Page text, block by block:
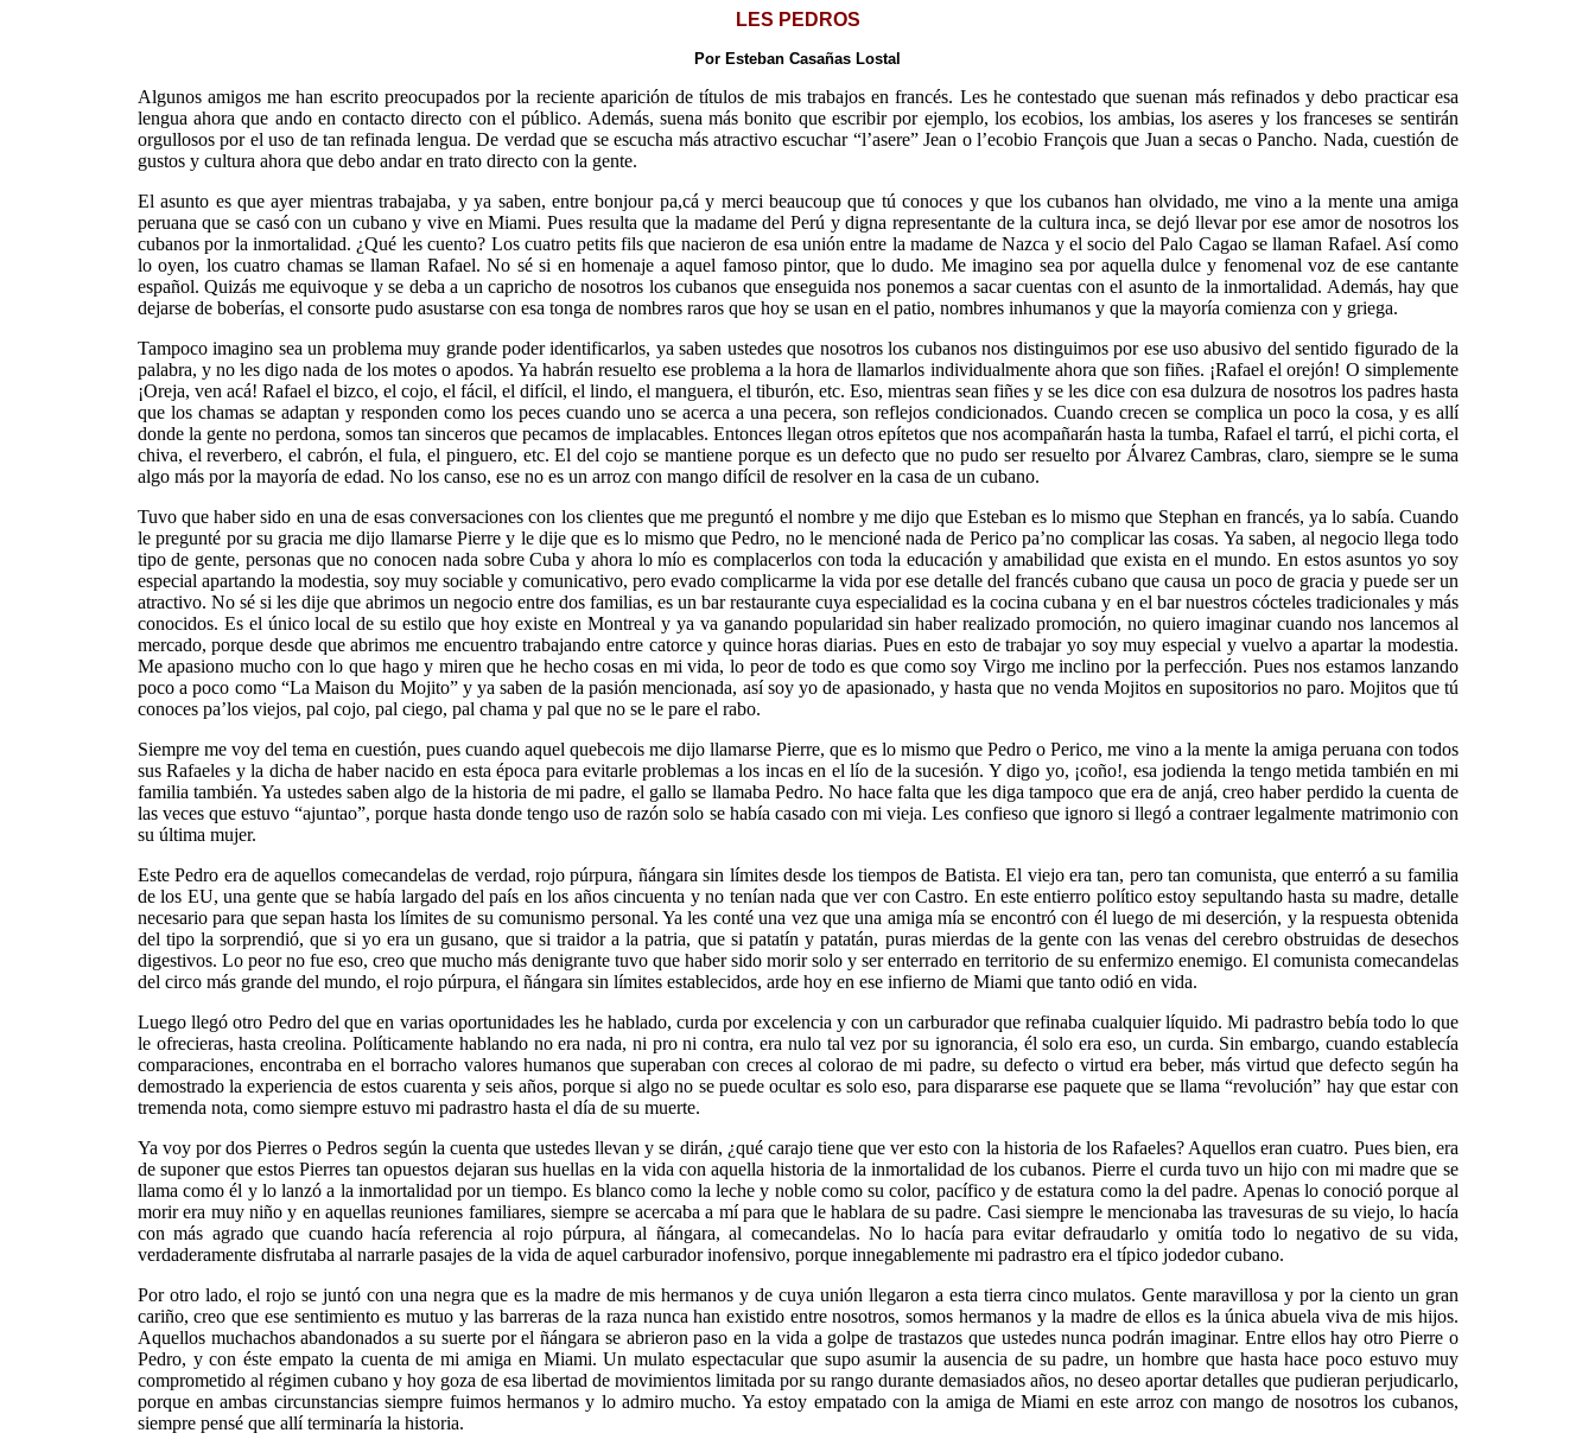
LES PEDROS
Por Esteban Casañas Lostal
Algunos amigos me han escrito preocupados por la reciente aparición de títulos de mis trabajos en francés. Les he contestado que suenan más refinados y debo practicar esa
lengua ahora que ando en contacto directo con el público. Además, suena más bonito que escribir por ejemplo, los ecobios, los ambias, los aseres y los franceses se sentirán
orgullosos por el uso de tan refinada lengua. De verdad que se escucha más atractivo escuchar “l’asere” Jean o l’ecobio François que Juan a secas o Pancho. Nada, cuestión de
gustos y cultura ahora que debo andar en trato directo con la gente.
El asunto es que ayer mientras trabajaba, y ya saben, entre bonjour pa,cá y merci beaucoup que tú conoces y que los cubanos han olvidado, me vino a la mente una amiga
peruana que se casó con un cubano y vive en Miami. Pues resulta que la madame del Perú y digna representante de la cultura inca, se dejó llevar por ese amor de nosotros los
cubanos por la inmortalidad. ¿Qué les cuento? Los cuatro petits fils que nacieron de esa unión entre la madame de Nazca y el socio del Palo Cagao se llaman Rafael. Así como
lo oyen, los cuatro chamas se llaman Rafael. No sé si en homenaje a aquel famoso pintor, que lo dudo. Me imagino sea por aquella dulce y fenomenal voz de ese cantante
español. Quizás me equivoque y se deba a un capricho de nosotros los cubanos que enseguida nos ponemos a sacar cuentas con el asunto de la inmortalidad. Además, hay que
dejarse de boberías, el consorte pudo asustarse con esa tonga de nombres raros que hoy se usan en el patio, nombres inhumanos y que la mayoría comienza con y griega.
Tampoco imagino sea un problema muy grande poder identificarlos, ya saben ustedes que nosotros los cubanos nos distinguimos por ese uso abusivo del sentido figurado de la
palabra, y no les digo nada de los motes o apodos. Ya habrán resuelto ese problema a la hora de llamarlos individualmente ahora que son fiñes. ¡Rafael el orejón! O simplemente
¡Oreja, ven acá! Rafael el bizco, el cojo, el fácil, el difícil, el lindo, el manguera, el tiburón, etc. Eso, mientras sean fiñes y se les dice con esa dulzura de nosotros los padres hasta
que los chamas se adaptan y responden como los peces cuando uno se acerca a una pecera, son reflejos condicionados. Cuando crecen se complica un poco la cosa, y es allí
donde la gente no perdona, somos tan sinceros que pecamos de implacables. Entonces llegan otros epítetos que nos acompañarán hasta la tumba, Rafael el tarrú, el pichi corta, el
chiva, el reverbero, el cabrón, el fula, el pinguero, etc. El del cojo se mantiene porque es un defecto que no pudo ser resuelto por Álvarez Cambras, claro, siempre se le suma
algo más por la mayoría de edad. No los canso, ese no es un arroz con mango difícil de resolver en la casa de un cubano.
Tuvo que haber sido en una de esas conversaciones con los clientes que me preguntó el nombre y me dijo que Esteban es lo mismo que Stephan en francés, ya lo sabía. Cuando
le pregunté por su gracia me dijo llamarse Pierre y le dije que es lo mismo que Pedro, no le mencioné nada de Perico pa’no complicar las cosas. Ya saben, al negocio llega todo
tipo de gente, personas que no conocen nada sobre Cuba y ahora lo mío es complacerlos con toda la educación y amabilidad que exista en el mundo. En estos asuntos yo soy
especial apartando la modestia, soy muy sociable y comunicativo, pero evado complicarme la vida por ese detalle del francés cubano que causa un poco de gracia y puede ser un
atractivo. No sé si les dije que abrimos un negocio entre dos familias, es un bar restaurante cuya especialidad es la cocina cubana y en el bar nuestros cócteles tradicionales y más
conocidos. Es el único local de su estilo que hoy existe en Montreal y ya va ganando popularidad sin haber realizado promoción, no quiero imaginar cuando nos lancemos al
mercado, porque desde que abrimos me encuentro trabajando entre catorce y quince horas diarias. Pues en esto de trabajar yo soy muy especial y vuelvo a apartar la modestia.
Me apasiono mucho con lo que hago y miren que he hecho cosas en mi vida, lo peor de todo es que como soy Virgo me inclino por la perfección. Pues nos estamos lanzando
poco a poco como “La Maison du Mojito” y ya saben de la pasión mencionada, así soy yo de apasionado, y hasta que no venda Mojitos en supositorios no paro. Mojitos que tú
conoces pa’los viejos, pal cojo, pal ciego, pal chama y pal que no se le pare el rabo.
Siempre me voy del tema en cuestión, pues cuando aquel quebecois me dijo llamarse Pierre, que es lo mismo que Pedro o Perico, me vino a la mente la amiga peruana con todos
sus Rafaeles y la dicha de haber nacido en esta época para evitarle problemas a los incas en el lío de la sucesión. Y digo yo, ¡coño!, esa jodienda la tengo metida también en mi
familia también. Ya ustedes saben algo de la historia de mi padre, el gallo se llamaba Pedro. No hace falta que les diga tampoco que era de anjá, creo haber perdido la cuenta de
las veces que estuvo “ajuntao”, porque hasta donde tengo uso de razón solo se había casado con mi vieja. Les confieso que ignoro si llegó a contraer legalmente matrimonio con
su última mujer.
Este Pedro era de aquellos comecandelas de verdad, rojo púrpura, ñángara sin límites desde los tiempos de Batista. El viejo era tan, pero tan comunista, que enterró a su familia
de los EU, una gente que se había largado del país en los años cincuenta y no tenían nada que ver con Castro. En este entierro político estoy sepultando hasta su madre, detalle
necesario para que sepan hasta los límites de su comunismo personal. Ya les conté una vez que una amiga mía se encontró con él luego de mi deserción, y la respuesta obtenida
del tipo la sorprendió, que si yo era un gusano, que si traidor a la patria, que si patatín y patatán, puras mierdas de la gente con las venas del cerebro obstruidas de desechos
digestivos. Lo peor no fue eso, creo que mucho más denigrante tuvo que haber sido morir solo y ser enterrado en territorio de su enfermizo enemigo. El comunista comecandelas
del circo más grande del mundo, el rojo púrpura, el ñángara sin límites establecidos, arde hoy en ese infierno de Miami que tanto odió en vida.
Luego llegó otro Pedro del que en varias oportunidades les he hablado, curda por excelencia y con un carburador que refinaba cualquier líquido. Mi padrastro bebía todo lo que
le ofrecieras, hasta creolina. Políticamente hablando no era nada, ni pro ni contra, era nulo tal vez por su ignorancia, él solo era eso, un curda. Sin embargo, cuando establecía
comparaciones, encontraba en el borracho valores humanos que superaban con creces al colorao de mi padre, su defecto o virtud era beber, más virtud que defecto según ha
demostrado la experiencia de estos cuarenta y seis años, porque si algo no se puede ocultar es solo eso, para dispararse ese paquete que se llama “revolución” hay que estar con
tremenda nota, como siempre estuvo mi padrastro hasta el día de su muerte.
Ya voy por dos Pierres o Pedros según la cuenta que ustedes llevan y se dirán, ¿qué carajo tiene que ver esto con la historia de los Rafaeles? Aquellos eran cuatro. Pues bien, era
de suponer que estos Pierres tan opuestos dejaran sus huellas en la vida con aquella historia de la inmortalidad de los cubanos. Pierre el curda tuvo un hijo con mi madre que se
llama como él y lo lanzó a la inmortalidad por un tiempo. Es blanco como la leche y noble como su color, pacífico y de estatura como la del padre. Apenas lo conoció porque al
morir era muy niño y en aquellas reuniones familiares, siempre se acercaba a mí para que le hablara de su padre. Casi siempre le mencionaba las travesuras de su viejo, lo hacía
con más agrado que cuando hacía referencia al rojo púrpura, al ñángara, al comecandelas. No lo hacía para evitar defraudarlo y omitía todo lo negativo de su vida,
verdaderamente disfrutaba al narrarle pasajes de la vida de aquel carburador inofensivo, porque innegablemente mi padrastro era el típico jodedor cubano.
Por otro lado, el rojo se juntó con una negra que es la madre de mis hermanos y de cuya unión llegaron a esta tierra cinco mulatos. Gente maravillosa y por la ciento un gran
cariño, creo que ese sentimiento es mutuo y las barreras de la raza nunca han existido entre nosotros, somos hermanos y la madre de ellos es la única abuela viva de mis hijos.
Aquellos muchachos abandonados a su suerte por el ñángara se abrieron paso en la vida a golpe de trastazos que ustedes nunca podrán imaginar. Entre ellos hay otro Pierre o
Pedro, y con éste empato la cuenta de mi amiga en Miami. Un mulato espectacular que supo asumir la ausencia de su padre, un hombre que hasta hace poco estuvo muy
comprometido al régimen cubano y hoy goza de esa libertad de movimientos limitada por su rango durante demasiados años, no deseo aportar detalles que pudieran perjudicarlo,
porque en ambas circunstancias siempre fuimos hermanos y lo admiro mucho. Ya estoy empatado con la amiga de Miami en este arroz con mango de nosotros los cubanos,
siempre pensé que allí terminaría la historia.